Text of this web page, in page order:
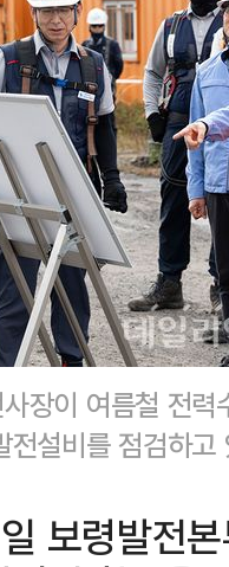
장이 여름철 전
전설비를 점검하
보령발전